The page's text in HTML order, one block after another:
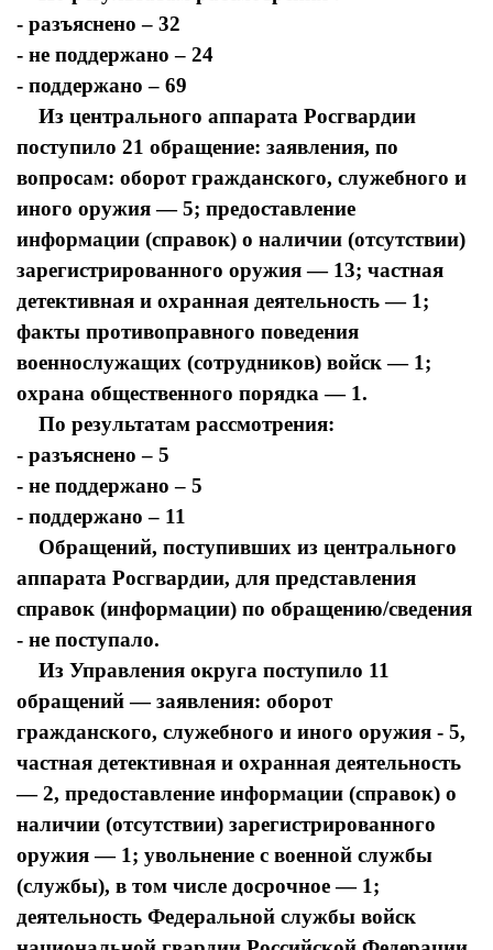
- разъяснено – 32
- не поддержано – 24
- поддержано – 69
Из центрального аппарата Росгвардии
поступило 21 обращение: заявления, по
вопросам: оборот гражданского, служебного и
иного оружия — 5; предоставление
информации (справок) о наличии (отсутствии)
зарегистрированного оружия — 13; частная
детективная и охранная деятельность — 1;
факты противоправного поведения
военнослужащих (сотрудников) войск — 1;
охрана общественного порядка — 1.
По результатам рассмотрения:
- разъяснено – 5
- не поддержано – 5
- поддержано – 11
Обращений, поступивших из центрального
аппарата Росгвардии, для представления
справок (информации) по обращению/сведения
- не поступало.
Из Управления округа поступило 11
обращений — заявления: оборот
гражданского, служебного и иного оружия - 5,
частная детективная и охранная деятельность
— 2, предоставление информации (справок) о
наличии (отсутствии) зарегистрированного
оружия — 1; увольнение с военной службы
(службы), в том числе досрочное — 1;
деятельность Федеральной службы войск